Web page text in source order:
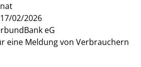
02/2026
eG
eine Meldung von Verbrauchern